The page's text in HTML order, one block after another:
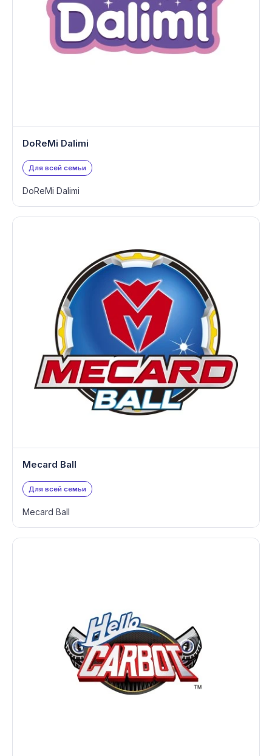
DoReMi Dalimi
Для всей семьи
DoReMi Dalimi
Mecard Ball
Для всей семьи
Mecard Ball